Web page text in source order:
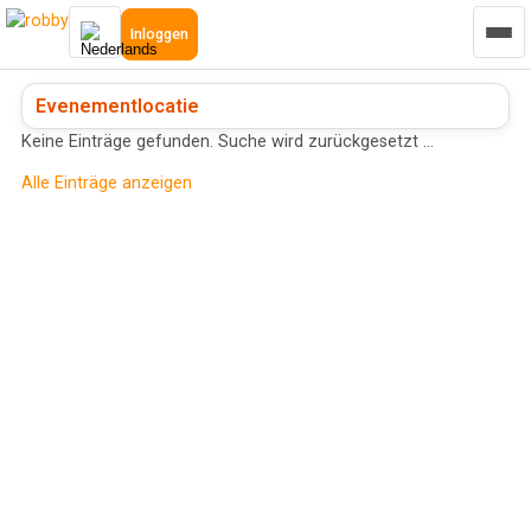
Inloggen
Evenementlocatie
Keine Einträge gefunden. Suche wird zurückgesetzt …
Alle Einträge anzeigen